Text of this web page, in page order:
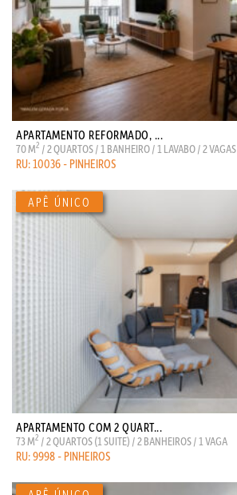
APARTAMENTO REFORMADO, ...
70 M2 / 2 QUARTOS / 1 BANHEIRO / 1 LAVABO / 2 VAGAS
RU: 10036 - PINHEIROS
APARTAMENTO COM 2 QUART...
73 M2 / 2 QUARTOS (1 SUITE) / 2 BANHEIROS / 1 VAGA
RU: 9998 - PINHEIROS